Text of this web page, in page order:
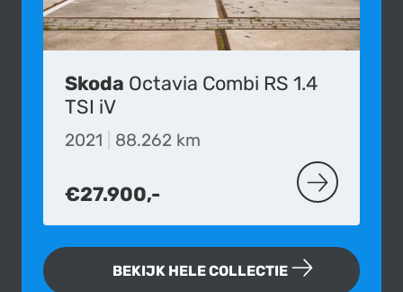
Skoda Octavia Combi RS 1.4
TSI iV
2021 88.262 km
€27.900,- MEER OVER
BEKIJK HELE COLLECTIE